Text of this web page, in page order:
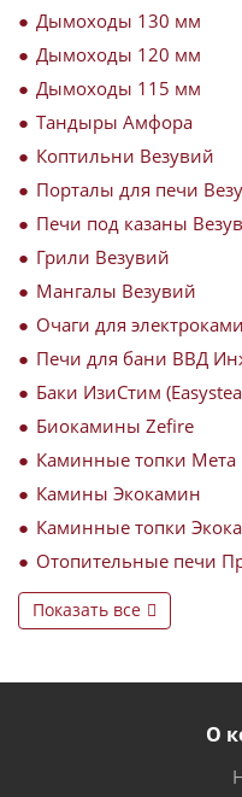
Дымоходы 130 мм
Дымоходы 120 мм
Дымоходы 115 мм
Тандыры Амфора
Коптильни Везувий
Порталы для печи
Печи под казаны
Грили Везувий
Мангалы Везувий
Очаги для
Печи для бани ВВД
Баки ИзиСтим
Биокамины Zefire
Каминные топки Мета
Камины Экокамин
Каминные топки
Отопительные печи
Показать все
О